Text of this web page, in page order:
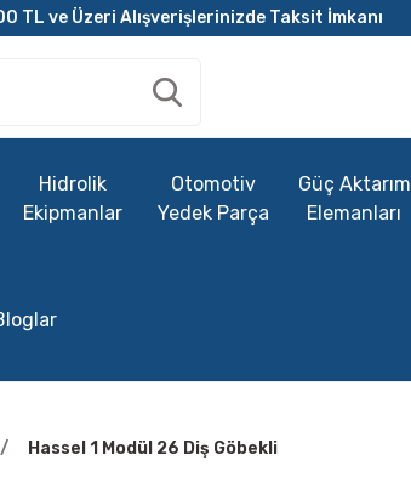
TL ve Üzeri Alışverişlerinizde Taksit İmkanı
Hidrolik
Ekipmanlar
Otomotiv
Yedek Parça
Güç Aktarım
Elemanları
Hassel 1 Modül 26 Diş Göbekli